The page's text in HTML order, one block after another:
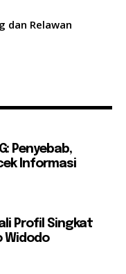
dan Relawan
Penyebab,
Informasi
Profil Singkat
Widodo